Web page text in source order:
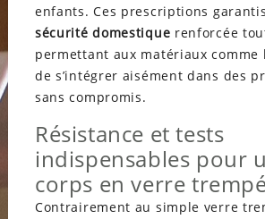
enfants. Ces prescriptions
sécurité domestique renforcée
permettant aux matériaux comme
de s’intégrer aisément dans des
sans compromis.
Résistance et tests
indispensables pour
corps en verre
Contrairement au simple verre